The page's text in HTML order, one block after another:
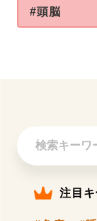
#頭脳
注目